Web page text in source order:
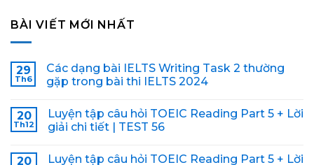
BÀI VIẾT MỚI NHẤT
29
Th6
Các dạng bài IELTS Writing Task 2 thường
gặp trong bài thi IELTS 2024
20
Th12
Luyện tập câu hỏi TOEIC Reading Part 5 + Lời
giải chi tiết | TEST 56
20
Luyện tập câu hỏi TOEIC Reading Part 5 + Lời